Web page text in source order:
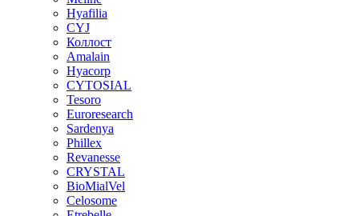
Hyafilia
CYJ
Коллост
Amalain
Hyacorp
CYTOSIAL
Tesoro
Euroresearch
Sardenya
Phillex
Revanesse
CRYSTAL
BioMialVel
Celosome